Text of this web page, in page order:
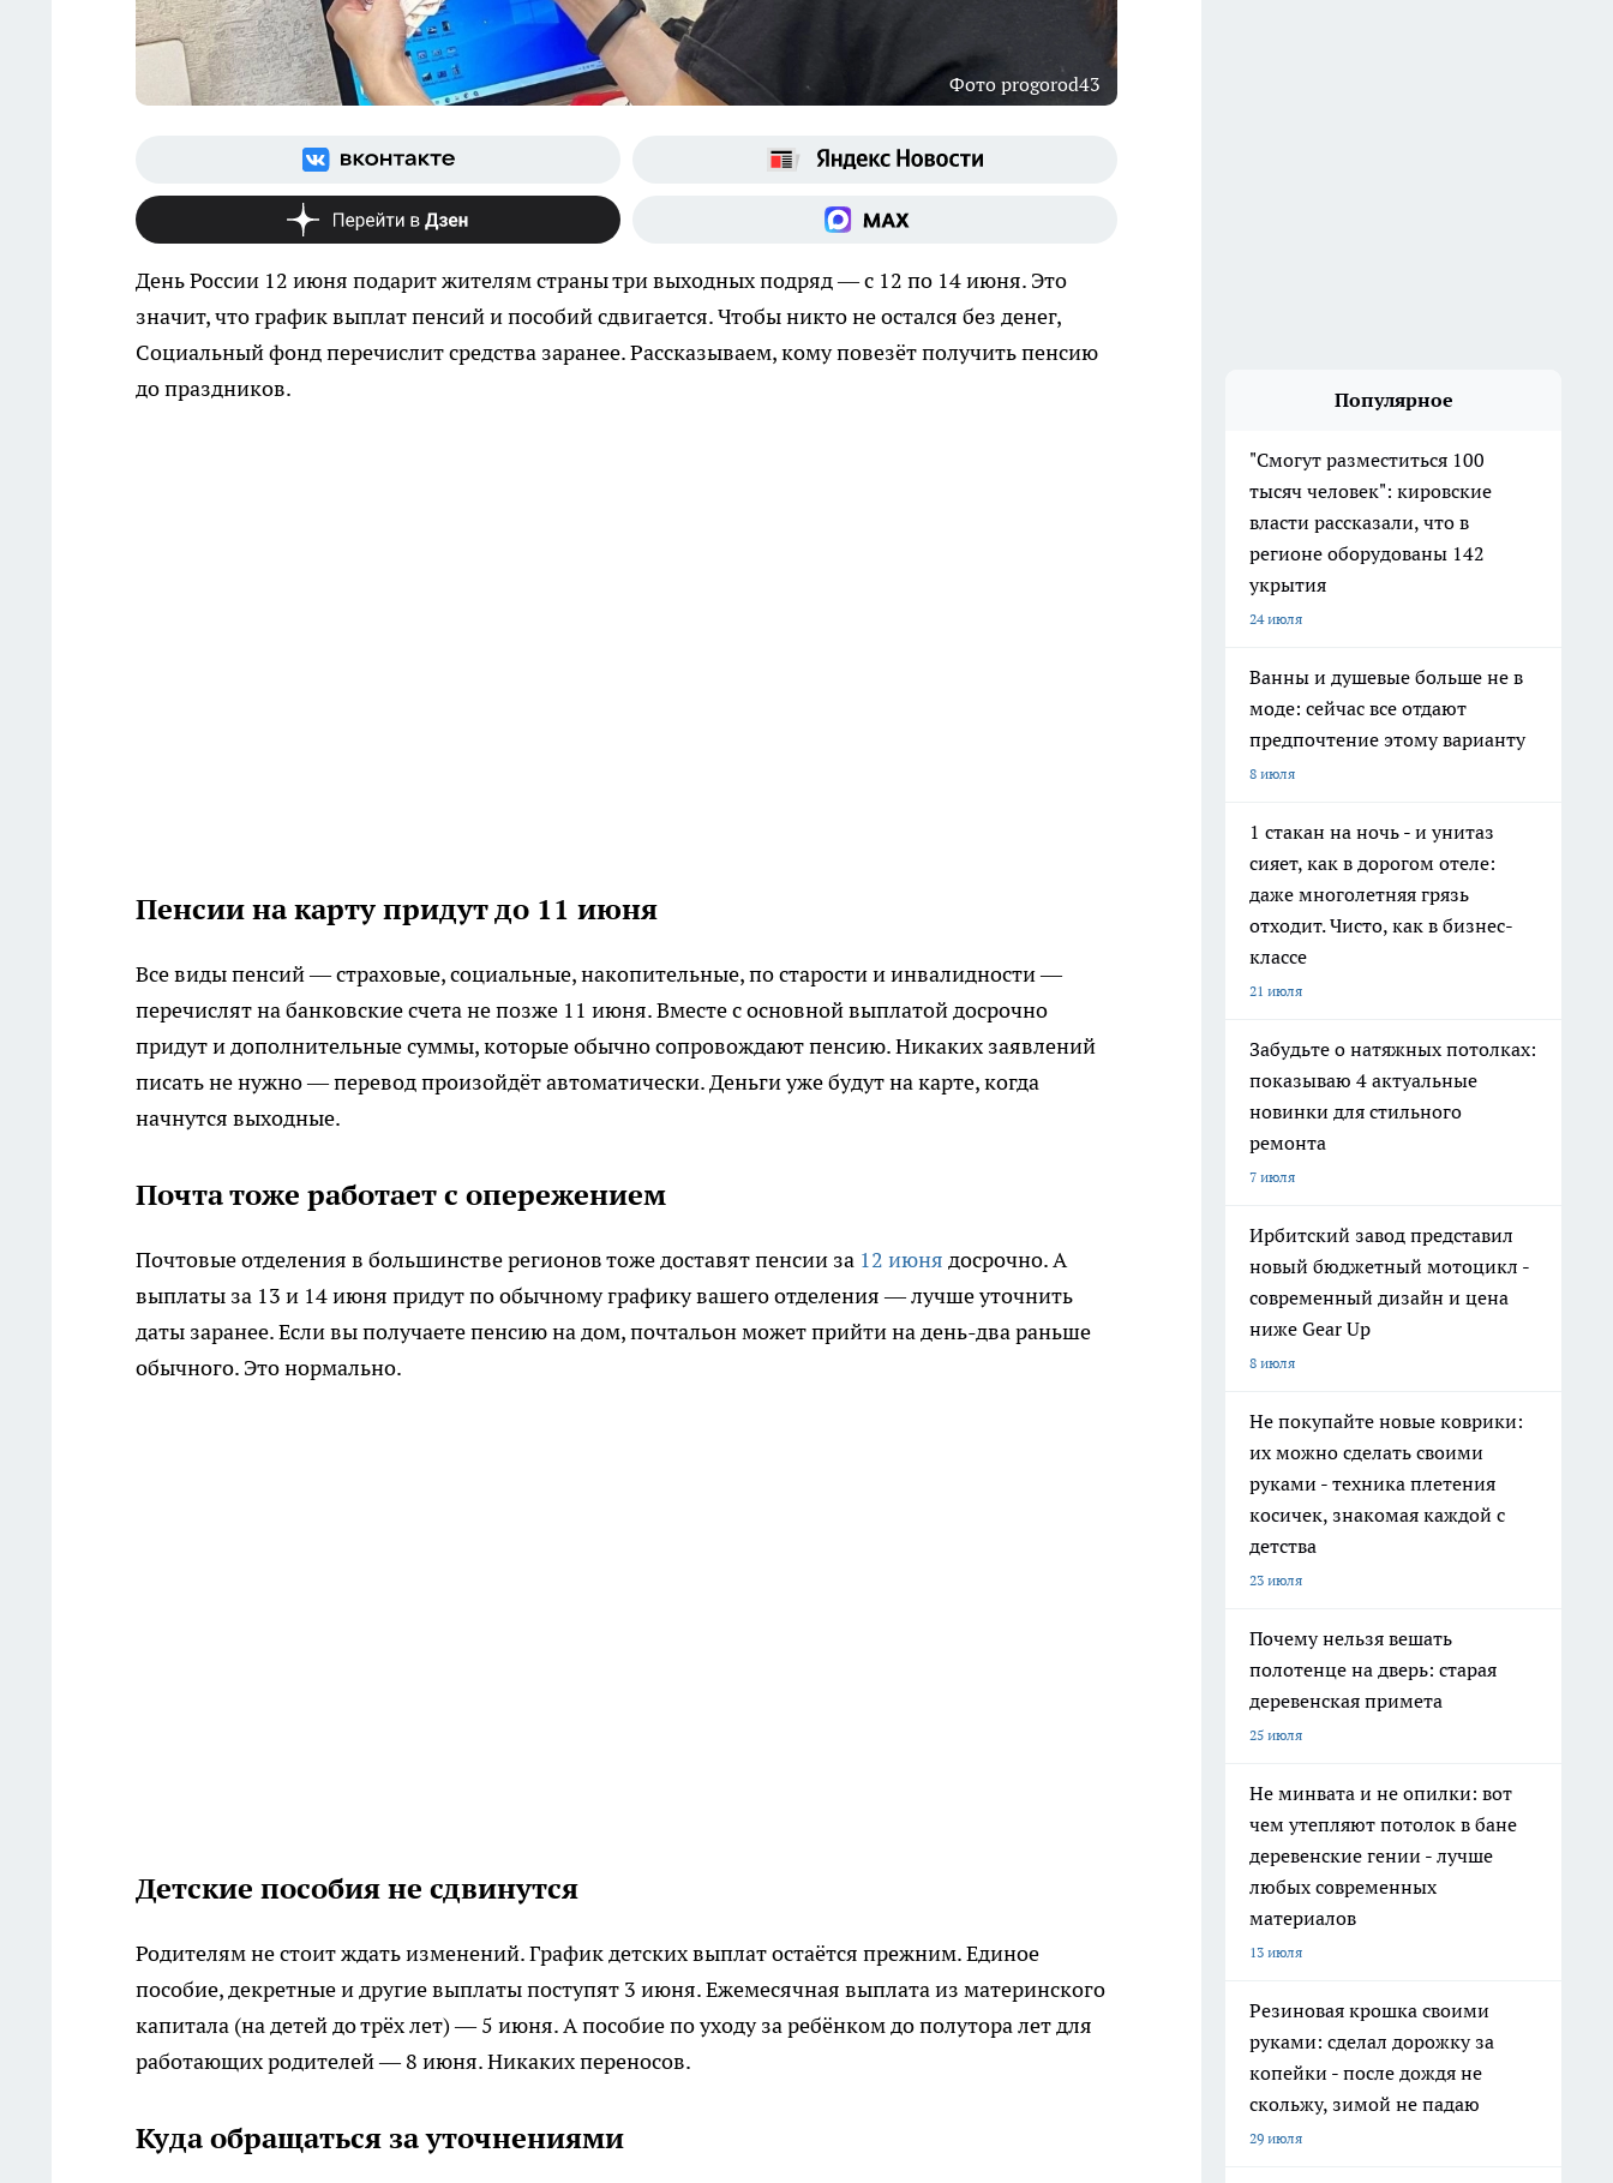
Фото progorod43
День России 12 июня подарит жителям страны три выходных подряд — с 12 по 14 июня. Это
значит, что график выплат пенсий и пособий сдвигается. Чтобы никто не остался без денег,
Социальный фонд перечислит средства заранее. Рассказываем, кому повезёт получить пенсию
до праздников.
Пенсии на карту придут до 11 июня
Все виды пенсий — страховые, социальные, накопительные, по старости и инвалидности —
перечислят на банковские счета не позже 11 июня. Вместе с основной выплатой досрочно
придут и дополнительные суммы, которые обычно сопровождают пенсию. Никаких заявлений
писать не нужно — перевод произойдёт автоматически. Деньги уже будут на карте, когда
начнутся выходные.
Почта тоже работает с опережением
Почтовые отделения в большинстве регионов тоже доставят пенсии за 12 июня досрочно. А
выплаты за 13 и 14 июня придут по обычному графику вашего отделения — лучше уточнить
даты заранее. Если вы получаете пенсию на дом, почтальон может прийти на день-два раньше
обычного. Это нормально.
Детские пособия не сдвинутся
Родителям не стоит ждать изменений. График детских выплат остаётся прежним. Единое
пособие, декретные и другие выплаты поступят 3 июня. Ежемесячная выплата из материнского
капитала (на детей до трёх лет) — 5 июня. А пособие по уходу за ребёнком до полутора лет для
работающих родителей — 8 июня. Никаких переносов.
Куда обращаться за уточнениями
Популярное
"Смогут разместиться 100
тысяч человек": кировские
власти рассказали, что в
регионе оборудованы 142
укрытия
24 июля
Ванны и душевые больше не в
моде: сейчас все отдают
предпочтение этому варианту
8 июля
1 стакан на ночь - и унитаз
сияет, как в дорогом отеле:
даже многолетняя грязь
отходит. Чисто, как в бизнес-
классе
21 июля
Забудьте о натяжных потолках:
показываю 4 актуальные
новинки для стильного
ремонта
7 июля
Ирбитский завод представил
новый бюджетный мотоцикл -
современный дизайн и цена
ниже Gear Up
8 июля
Не покупайте новые коврики:
их можно сделать своими
руками - техника плетения
косичек, знакомая каждой с
детства
23 июля
Почему нельзя вешать
полотенце на дверь: старая
деревенская примета
25 июля
Не минвата и не опилки: вот
чем утепляют потолок в бане
деревенские гении - лучше
любых современных
материалов
13 июля
Резиновая крошка своими
руками: сделал дорожку за
копейки - после дождя не
скольжу, зимой не падаю
29 июля